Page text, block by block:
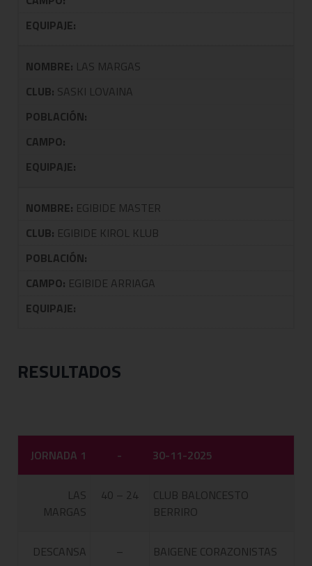
EQUIPAJE:
NOMBRE: LAS MARGAS
CLUB: SASKI LOVAINA
POBLACIÓN:
CAMPO:
EQUIPAJE:
NOMBRE: EGIBIDE MASTER
CLUB: EGIBIDE KIROL KLUB
POBLACIÓN:
CAMPO: EGIBIDE ARRIAGA
EQUIPAJE:
RESULTADOS
JORNADA 1 - 30-11-2025
LAS
MARGAS
40 – 24
CLUB BALONCESTO
BERRIRO
DESCANSA – BAIGENE CORAZONISTAS